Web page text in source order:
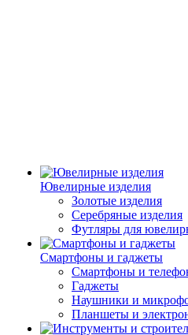
Ювелирные изделия
Золотые изделия
Серебряные изделия
Футляры для
Смартфоны и гаджеты
Смартфоны и
Гаджеты
Наушники и
Планшеты и